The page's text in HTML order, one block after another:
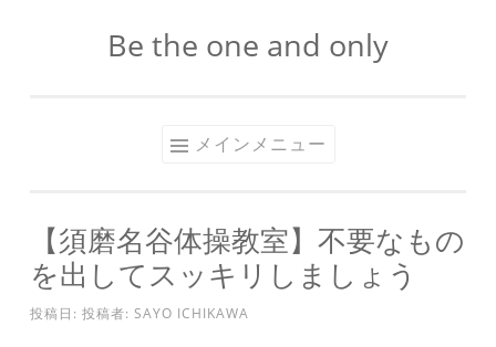
ッ
プ
Be the one and only
メインメニュー
【須磨名谷体操教室】不要なもの
を出してスッキリしましょう
投稿日: 投稿者: SAYO ICHIKAWA